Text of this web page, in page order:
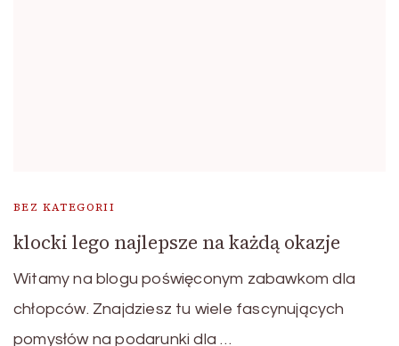
BEZ KATEGORII
klocki lego najlepsze na każdą okazje
Witamy na blogu poświęconym zabawkom dla
chłopców. Znajdziesz tu wiele fascynujących
pomysłów na podarunki dla …